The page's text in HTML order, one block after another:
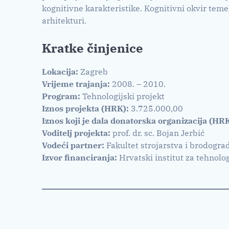
kognitivne karakteristike. Kognitivni okvir
arhitekturi.
Kratke činjenice
Lokacija: Zagreb
Vrijeme trajanja: 2008. – 2010.
Program: Tehnologijski projekt
Iznos projekta (HRK): 3.725.000,00
Iznos koji je dala donatorska organizacija
Voditelj projekta: prof. dr. sc. Bojan Jerbić
Vodeći partner: Fakultet strojarstva i
Izvor financiranja: Hrvatski institut za